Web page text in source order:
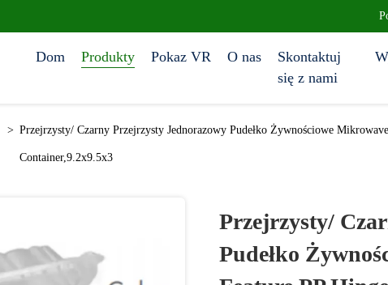
Dom Produkty Pokaz VR O nas
Skontaktuj
się z nami
> Przejrzysty/ Czarny Przejrzysty Jednorazowy Pudełko Żywnościowe
Container,9.2x9.5x3
Przejrzysty/
Pudełko